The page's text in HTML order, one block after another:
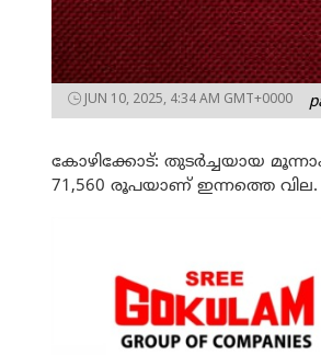
JUN 10, 2025, 4:34 AM GMT+0000
കോഴിക്കോട്: തുടർച്ചയായ
71,560 രൂപയാണ് ഇന്നത്തെ